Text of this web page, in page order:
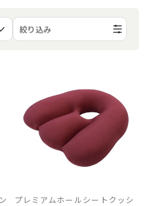
絞り込み
プレミアムホールシートクッシ